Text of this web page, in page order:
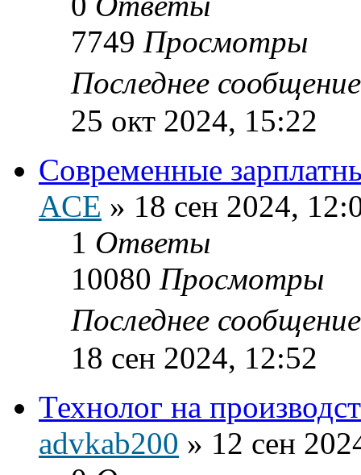
7749 Просмотры
Последнее
25 окт 2024, 15:22
Современные
ACE » 18 сен 2024,
1 Ответы
10080 Просмотры
Последнее
18 сен 2024, 12:52
Технолог на
advkab200 » 12 сен